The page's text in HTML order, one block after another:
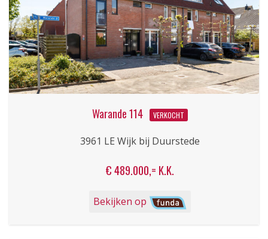
Warande 114 VERKOCHT
3961 LE Wijk bij Duurstede
€ 489.000,= K.K.
Bekijken op